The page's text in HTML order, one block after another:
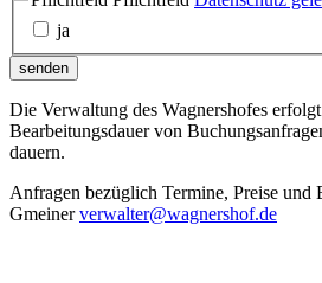
ja
senden
Die Verwaltung des Wagnershofes
Bearbeitungsdauer von
dauern.
Anfragen bezüglich Termine, Preise und
Gmeinerverwalter@wagnershof.de